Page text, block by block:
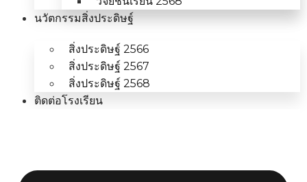
นวัตกรรมสิ่งประดิษฐ์
สิ่งประดิษฐ์ 2566
สิ่งประดิษฐ์ 2567
สิ่งประดิษฐ์ 2568
ติดต่อโรงเรียน